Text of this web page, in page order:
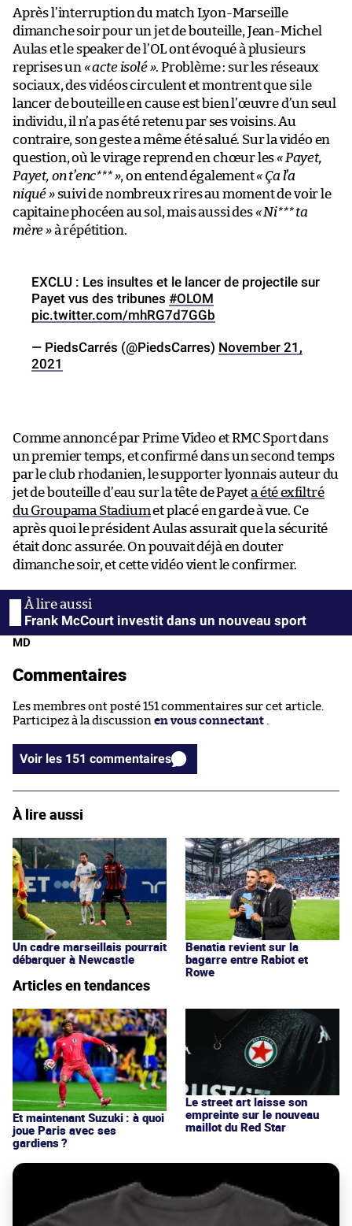
Après l’interruption du match Lyon-Marseille
dimanche soir pour un jet de bouteille, Jean-Michel
Aulas et le speaker de l’OL ont évoqué à plusieurs
reprises un « acte isolé ». Problème : sur les réseaux
sociaux, des vidéos circulent et montrent que si le
lancer de bouteille en cause est bien l’œuvre d’un seul
individu, il n’a pas été retenu par ses voisins. Au
contraire, son geste a même été salué. Sur la vidéo en
question, où le virage reprend en chœur les« Payet,
Payet, on t’enc*** », on entend également« Ça l’a
niqué »suivi de nombreux rires au moment de voir le
capitaine phocéen au sol, mais aussi des« Ni*** ta
mère »à répétition.
EXCLU : Les insultes et le lancer de projectile sur
Payet vus des tribunes #OLOM
pic.twitter.com/mhRG7d7GGb
— PiedsCarrés (@PiedsCarres) November 21,
2021
Comme annoncé par Prime Video et RMC Sport dans
un premier temps, et confirmé dans un second temps
par le club rhodanien, le supporter lyonnais auteur du
jet de bouteille d’eau sur la tête de Payeta été exfiltré
du Groupama Stadiumet placé en garde à vue. Ce
après quoi le président Aulas assurait que la sécurité
était donc assurée. On pouvait déjà en douter
dimanche soir, et cette vidéo vient le confirmer.
Frank McCourt investit dans un nouveau sport
MD
Commentaires
Les membres ont posté 151 commentaires sur cet article.
Participez à la discussion en vous connectant
Voir les 151 commentaires
À lire aussi
Un cadre marseillais pourrait
débarquer à Newcastle
Benatia revient sur la
bagarre entre Rabiot et
Rowe
Articles en tendances
Et maintenant Suzuki : à quoi
joue Paris avec ses
gardiens ?
Le street art laisse son
empreinte sur le nouveau
maillot du Red Star